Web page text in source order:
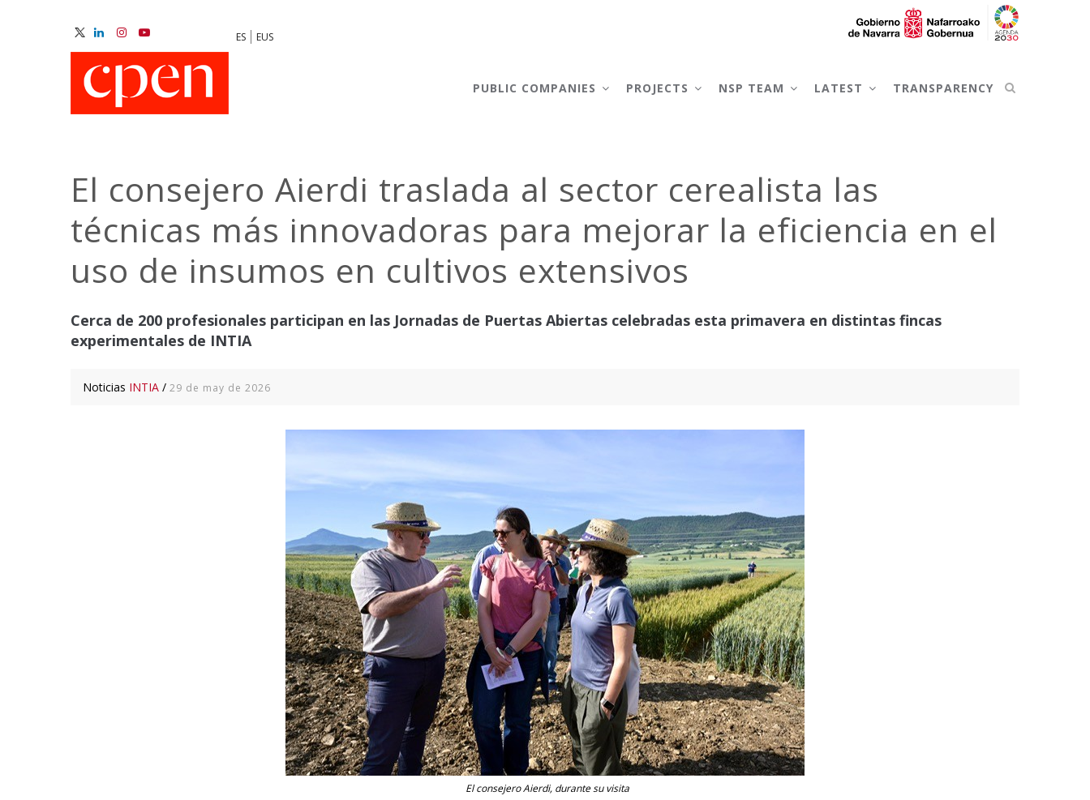
ES EUS
PUBLIC COMPANIES PROJECTS NSP TEAM LATEST TRANSPARENCY
El consejero Aierdi traslada al sector cerealista las
técnicas más innovadoras para mejorar la eficiencia en el
uso de insumos en cultivos extensivos
Cerca de 200 profesionales participan en las Jornadas de Puertas Abiertas celebradas esta primavera en distintas fincas
experimentales de INTIA
Noticias INTIA / 29 de may de 2026
El consejero Aierdi, durante su visita